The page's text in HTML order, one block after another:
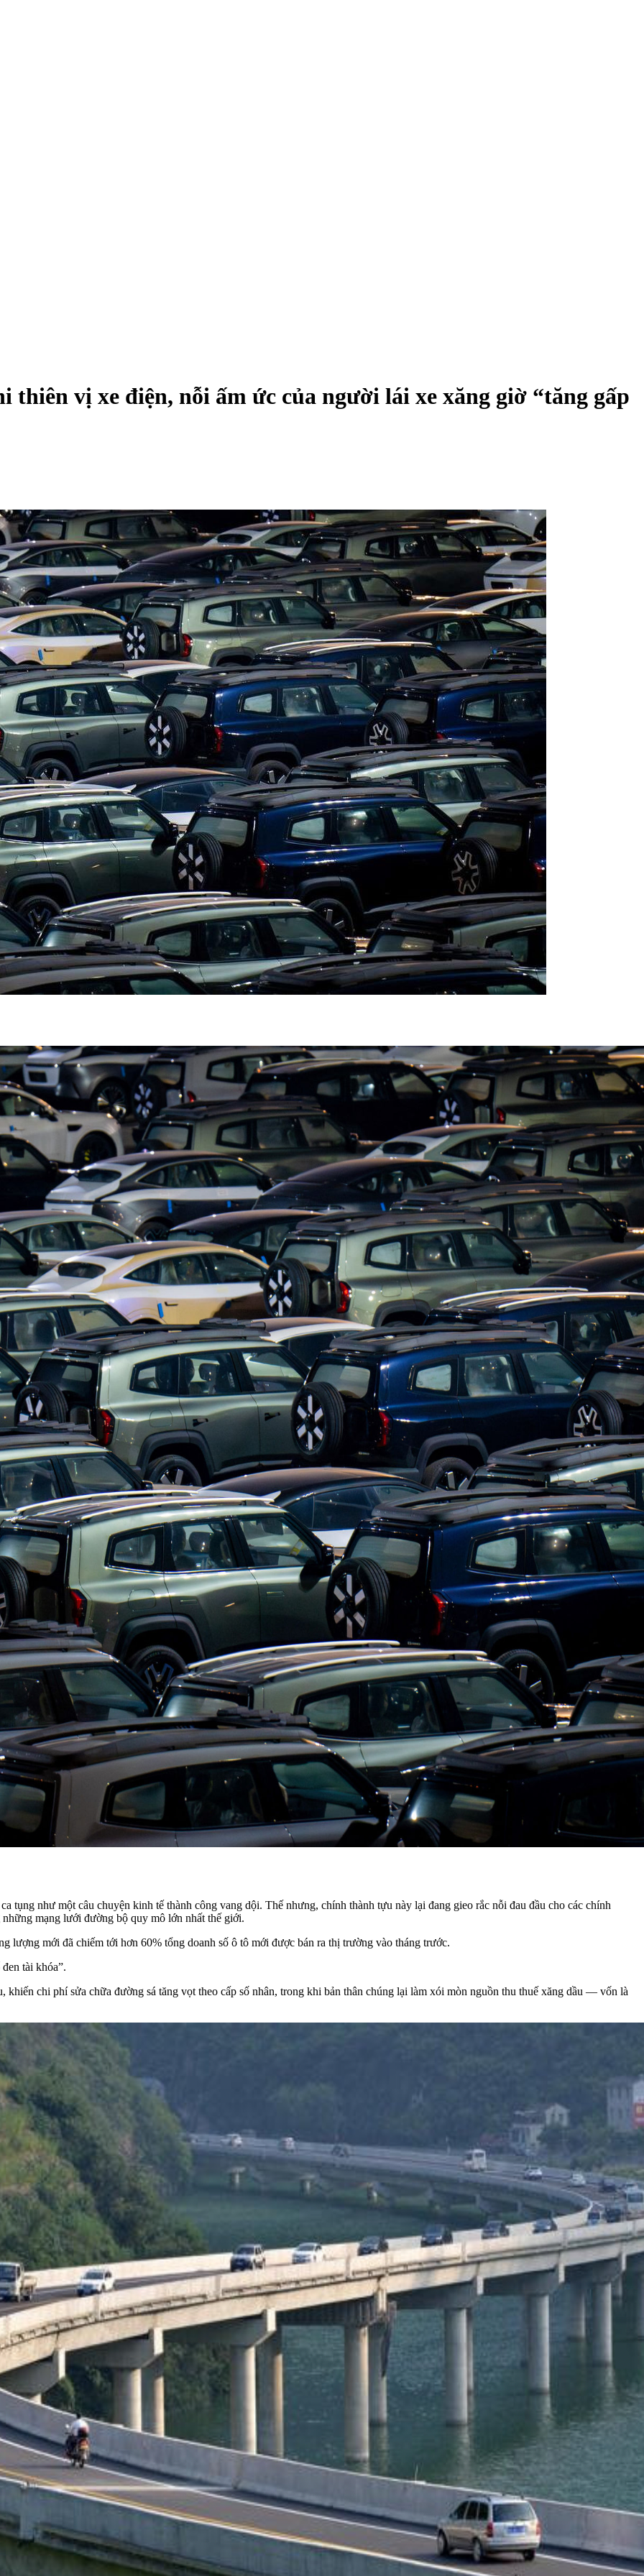
thiên vị xe điện, nỗi ấm ức của người lái xe xăng giờ “tăng gấp
tụng như một câu chuyện kinh tế thành công vang dội. Thế nhưng, chính thành tựu này lại đang gieo rắc nỗi đau đầu cho các chính
mạng lưới đường bộ quy mô lớn nhất thế giới.
lượng mới đã chiếm tới hơn 60% tổng doanh số ô tô mới được bán ra thị trường vào tháng trước.
tài khóa”.
chi phí sửa chữa đường sá tăng vọt theo cấp số nhân, trong khi bản thân chúng lại làm xói mòn nguồn thu thuế xăng dầu — vốn là